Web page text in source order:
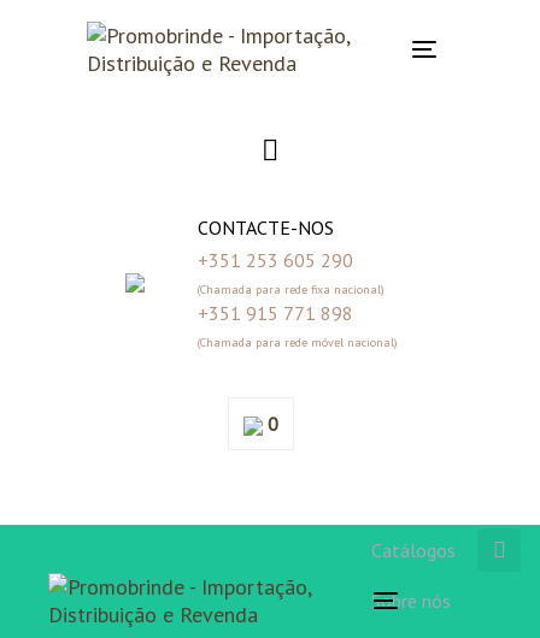
Toggle
CONTACTE-NOS
+351 253 605 290
(Chamada para rede fixa nacional)
+351 915 771 898
(Chamada para rede móvel nacional)
0
Toggle
Catálogos
Sobre nós